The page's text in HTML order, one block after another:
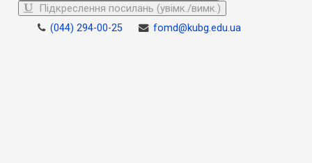
Підкреслення посилань (увімк./вимк.)
(044) 294-00-25 fomd@kubg.edu.ua